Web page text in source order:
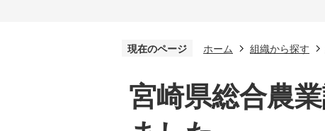
現在のページ ホーム 組織から探す
宮崎県総合農